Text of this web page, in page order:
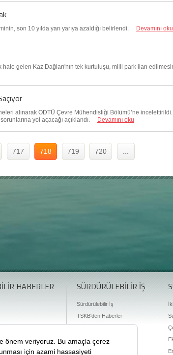
son 10 yılda yarı yarıya azaldığı belirlendi. Devamını oku
hale gelen Kaz Dağları'nın tek kurtuluşu, milli park ilan
alınarak ODTÜ Çevre Mühendisliği Bölümü’ne
yol açacağı açıklandı.
Devamını oku
717 718 719 720
HABERLER SÜRDÜRÜLEBİLİR İŞ
Sürdürülebilir İş
TSKB'den Haberler